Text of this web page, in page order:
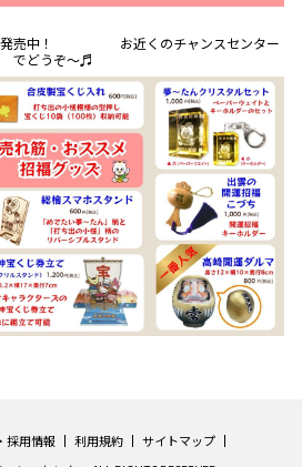
評発売中！ お近くのチャンスセンター
でどうぞ～♬
採用情報 利用規約 サイトマップ